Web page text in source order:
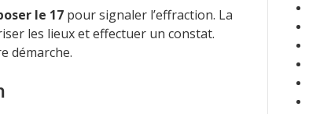
le 17 pour signaler l’effraction. La
les lieux et effectuer un constat.
démarche.